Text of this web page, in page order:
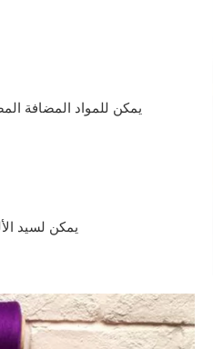
يمكن للمواد المضافة
يمكن لسيد